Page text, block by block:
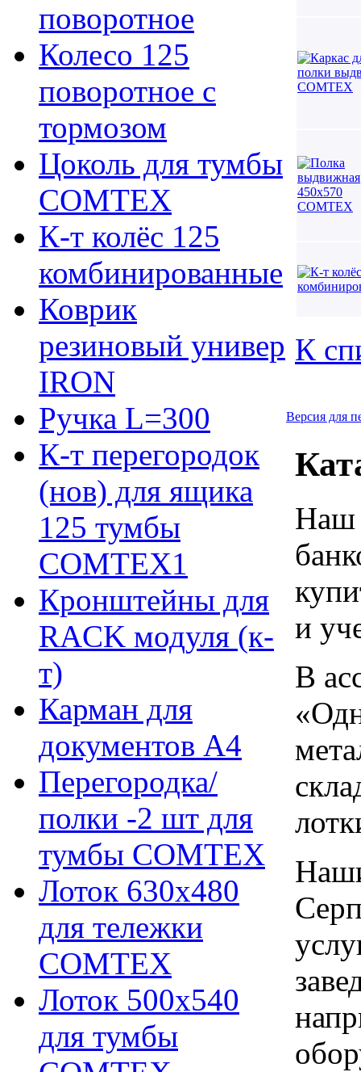
поворотное
Колесо 125
поворотное с
тормозом
Цоколь для тумбы
COMTEX
К-т колёс 125
комбинированные
Коврик
резиновый универ
IRON
Ручка L=300
К-т перегородок
(нов) для ящика
125 тумбы
COMTEX1
Кронштейны для
RACK модуля (к-
т)
Карман для
документов А4
Перегородка/
полки -2 шт для
тумбы COMTEX
Лоток 630х480
для тележки
COMTEX
Лоток 500х540
для тумбы
К
Версия для
Наш
и
В